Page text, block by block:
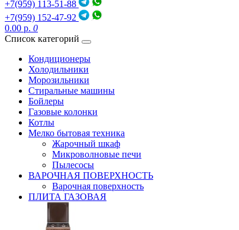
+7(959) 113-51-88
+7(959) 152-47-92
0.00 р. 0
Список категорий
Кондиционеры
Холодильники
Морозильники
Стиральные машины
Бойлеры
Газовые колонки
Котлы
Мелко бытовая техника
Жарочный шкаф
Микроволновые печи
Пылесосы
ВАРОЧНАЯ ПОВЕРХНОСТЬ
Варочная поверхность
ПЛИТА ГАЗОВАЯ